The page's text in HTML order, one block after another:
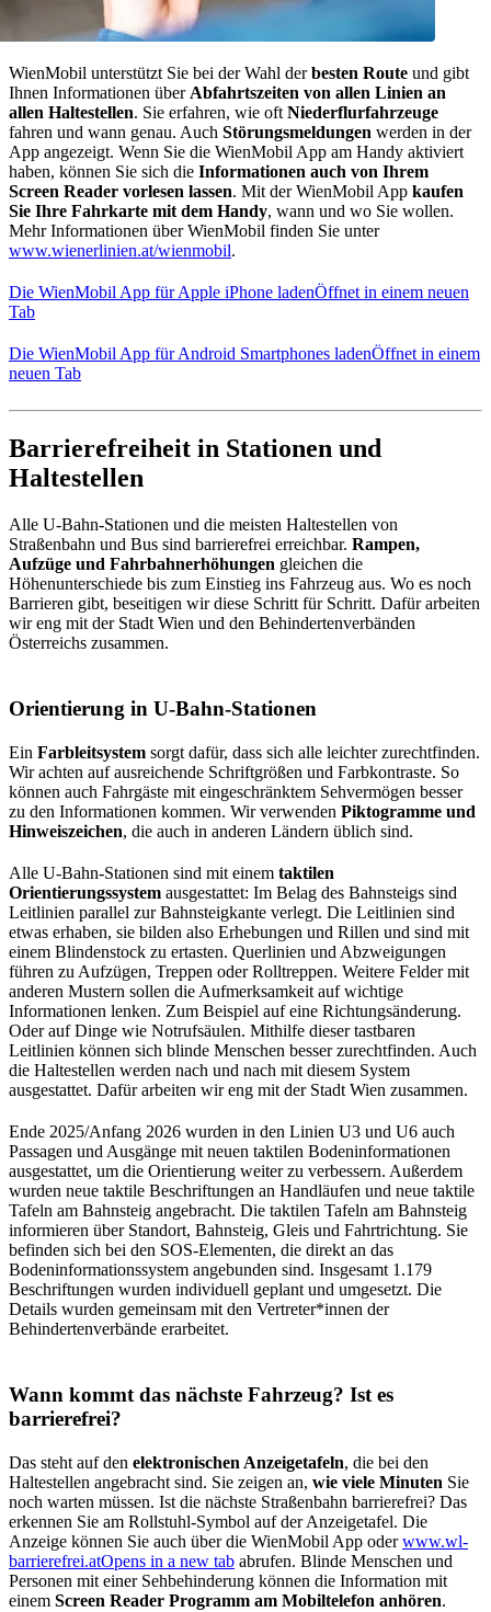
WienMobil unterstützt Sie bei der Wahl derbesten Route und gibt
Ihnen Informationen überAbfahrtszeiten von allen Linien an
allen Haltestellen. Sie erfahren, wie oftNiederflurfahrzeuge
fahren und wann genau. Auch Störungsmeldungen werden in der
App angezeigt. Wenn Sie die WienMobil App am Handy aktiviert
haben, können Sie sich die Informationen auch von Ihrem
Screen Reader vorlesen lassen. Mit der WienMobil App kaufen
Sie Ihre Fahrkarte mit dem Handy, wann und wo Sie wollen.
Mehr Informationen über WienMobil finden Sie unter
www.wienerlinien.at/wienmobil.
Die WienMobil App für Apple iPhone ladenÖffnet in einem neuen
Tab
Die WienMobil App für Android Smartphones ladenÖffnet in einem
neuen Tab
Barrierefreiheit in Stationen und
Haltestellen
Alle U-Bahn-Stationen und die meisten Haltestellen von
Straßenbahn und Bus sind barrierefrei erreichbar. Rampen,
Aufzüge und Fahrbahnerhöhungen gleichen die
Höhenunterschiede bis zum Einstieg ins Fahrzeug aus. Wo es noch
Barrieren gibt, beseitigen wir diese Schritt für Schritt. Dafür arbeiten
wir eng mit der Stadt Wien und den Behindertenverbänden
Österreichs zusammen.
Orientierung in U-Bahn-Stationen
Ein Farbleitsystem sorgt dafür, dass sich alle leichter zurechtfinden.
Wir achten auf ausreichende Schriftgrößen und Farbkontraste. So
können auch Fahrgäste mit eingeschränktem Sehvermögen besser
zu den Informationen kommen. Wir verwenden Piktogramme und
Hinweiszeichen, die auch in anderen Ländern üblich sind.
Alle U-Bahn-Stationen sind mit einem taktilen
Orientierungssystem ausgestattet: Im Belag des Bahnsteigs sind
Leitlinien parallel zur Bahnsteigkante verlegt. Die Leitlinien sind
etwas erhaben, sie bilden also Erhebungen und Rillen und sind mit
einem Blindenstock zu ertasten. Querlinien und Abzweigungen
führen zu Aufzügen, Treppen oder Rolltreppen. Weitere Felder mit
anderen Mustern sollen die Aufmerksamkeit auf wichtige
Informationen lenken. Zum Beispiel auf eine Richtungsänderung.
Oder auf Dinge wie Notrufsäulen. Mithilfe dieser tastbaren
Leitlinien können sich blinde Menschen besser zurechtfinden. Auch
die Haltestellen werden nach und nach mit diesem System
ausgestattet. Dafür arbeiten wir eng mit der Stadt Wien zusammen.
Ende 2025/Anfang 2026 wurden in den Linien U3 und U6 auch
Passagen und Ausgänge mit neuen taktilen Bodeninformationen
ausgestattet, um die Orientierung weiter zu verbessern. Außerdem
wurden neue taktile Beschriftungen an Handläufen und neue taktile
Tafeln am Bahnsteig angebracht. Die taktilen Tafeln am Bahnsteig
informieren über Standort, Bahnsteig, Gleis und Fahrtrichtung. Sie
befinden sich bei den SOS-Elementen, die direkt an das
Bodeninformationssystem angebunden sind. Insgesamt 1.179
Beschriftungen wurden individuell geplant und umgesetzt. Die
Details wurden gemeinsam mit den Vertreter*innen der
Behindertenverbände erarbeitet.
Wann kommt das nächste Fahrzeug? Ist es
barrierefrei?
Das steht auf den elektronischen Anzeigetafeln, die bei den
Haltestellen angebracht sind. Sie zeigen an, wie viele Minuten Sie
noch warten müssen. Ist die nächste Straßenbahn barrierefrei? Das
erkennen Sie am Rollstuhl-Symbol auf der Anzeigetafel. Die
Anzeige können Sie auch über die WienMobil App oderwww.wl-
barrierefrei.atOpens in a new tab abrufen. Blinde Menschen und
Personen mit einer Sehbehinderung können die Information mit
einem Screen Reader Programm am Mobiltelefon anhören.